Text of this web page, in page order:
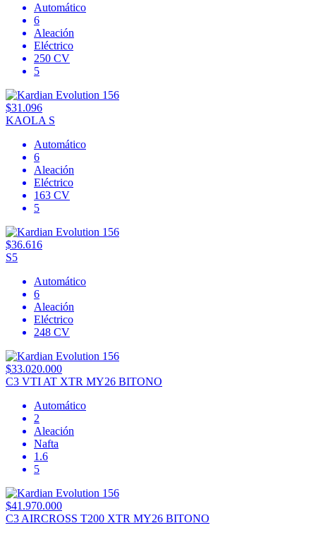
Automático
6
Aleación
Eléctrico
250 CV
5
$31.096
KAOLA S
Automático
6
Aleación
Eléctrico
163 CV
5
$36.616
S5
Automático
6
Aleación
Eléctrico
248 CV
$33.020.000
C3 VTI AT XTR MY26 BITONO
Automático
2
Aleación
Nafta
1.6
5
$41.970.000
C3 AIRCROSS T200 XTR MY26 BITONO